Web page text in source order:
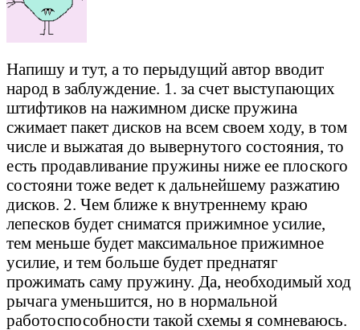
Напишу и тут, а то перыдущий автор вводит
народ в заблуждение. 1. за счет выступающих
штифтиков на нажимном диске пружина
сжимает пакет дисков на всем своем ходу, в том
числе и выжатая до вывернутого состояния, то
есть продавливание пружины ниже ее плоского
состояни тоже ведет к дальнейшему разжатию
дисков. 2. Чем ближе к внутреннему краю
лепесков будет сниматся прижимное усилие,
тем меньше будет максимальное прижимное
усилие, и тем больше будет преднатяг
прожимать саму пружину. Да, необходимый ход
рычага уменьшится, но в нормальной
работоспособности такой схемы я сомневаюсь.